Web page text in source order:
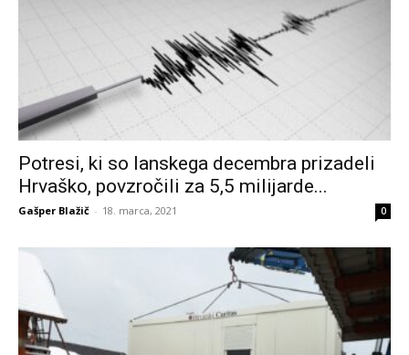
Potresi, ki so lanskega decembra prizadeli
Hrvaško, povzročili za 5,5 milijarde...
Gašper Blažič - 18. marca, 2021 0